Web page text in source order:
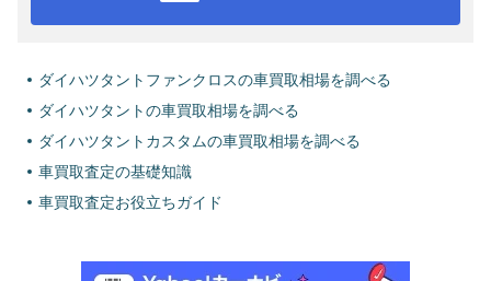
ダイハツタントファンクロスの車買取相場を調べる
ダイハツタントの車買取相場を調べる
ダイハツタントカスタムの車買取相場を調べる
車買取査定の基礎知識
車買取査定お役立ちガイド